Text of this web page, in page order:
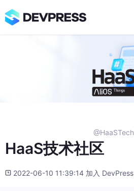
@HaaSTech
HaaS技术社区
2022-06-10 11:39:14 加入 DevPress